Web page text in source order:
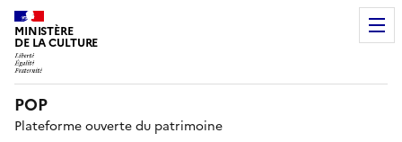
MINISTÈRE
DE LA CULTURE
POP
Plateforme ouverte du patrimoine